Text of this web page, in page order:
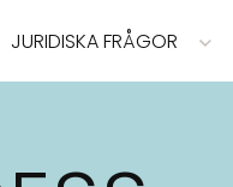
JURIDISKA FRÅGOR